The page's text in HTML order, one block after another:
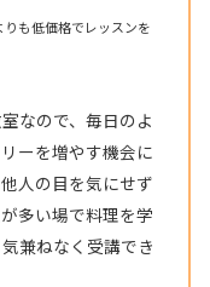
も低価格でレッスンを
なので、毎日のよ
ーを増やす機会に
人の目を気にせず
多い場で料理を学
兼ねなく受講でき